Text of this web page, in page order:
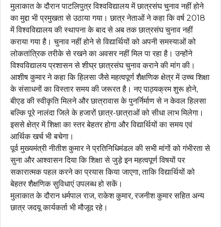
मुलाकात के दौरान पाटलिपुत्र विश्वविद्यालय में छात्रसंघ चुनाव नहीं होने
का मुद्दा भी प्रमुखता से उठाया गया। छात्र नेताओं ने कहा कि वर्ष 2018
में विश्वविद्यालय की स्थापना के बाद से अब तक छात्रसंघ चुनाव नहीं
कराया गया है। चुनाव नहीं होने से विद्यार्थियों को अपनी समस्याओं को
लोकतांत्रिक तरीके से रखने का अवसर नहीं मिल पा रहा है। उन्होंने
विश्वविद्यालय प्रशासन से शीघ्र छात्रसंघ चुनाव कराने की मांग की।
आशीष कुमार ने कहा कि हिलसा जैसे महत्वपूर्ण शैक्षणिक क्षेत्र में उच्च शिक्षा
के संसाधनों का विस्तार समय की जरूरत है। नए पाठ्यक्रम शुरू होने,
बीएड की स्वीकृति मिलने और छात्रावास के पुनर्निर्माण से न केवल हिलसा
बल्कि पूरे नालंदा जिले के हजारों छात्र-छात्राओं को सीधा लाभ मिलेगा।
इससे क्षेत्र में शिक्षा का स्तर बेहतर होगा और विद्यार्थियों का समय एवं
आर्थिक खर्च भी बचेगा।
पूर्व मुख्यमंत्री नीतीश कुमार ने प्रतिनिधिमंडल की सभी मांगों को गंभीरता से
सुना और आश्वासन दिया कि शिक्षा से जुड़े इन महत्वपूर्ण विषयों पर
सकारात्मक पहल करने का प्रयास किया जाएगा, ताकि विद्यार्थियों को
बेहतर शैक्षणिक सुविधाएं उपलब्ध हो सकें।
मुलाकात के दौरान धर्मपाल राज, राकेश कुमार, रजनीश कुमार सहित अन्य
छात्र जदयू कार्यकर्ता भी मौजूद रहे।